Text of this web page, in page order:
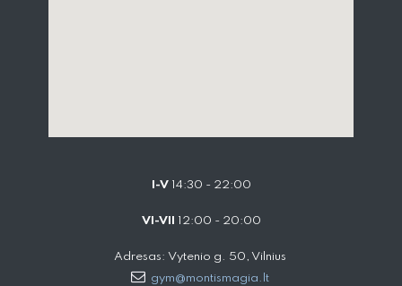
I-V14:30 - 22:00
VI-VII 12:00 - 20:00
Adresas: Vytenio g. 50, Vilnius
gym@montismagia.lt